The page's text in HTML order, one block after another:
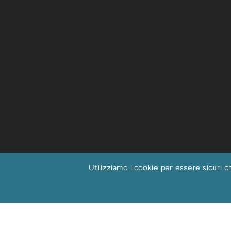
Utilizziamo i cookie per essere sicuri